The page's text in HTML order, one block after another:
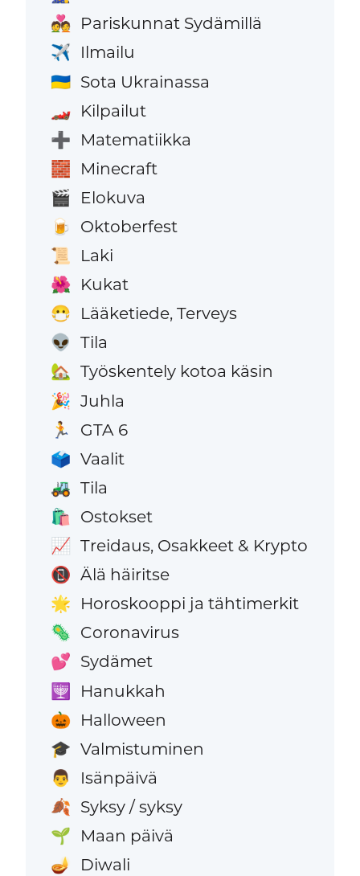
💑 Pariskunnat Sydämillä
✈️ Ilmailu
🇺🇦 Sota Ukrainassa
🏎️ Kilpailut
➕ Matematiikka
🧱 Minecraft
🎬 Elokuva
🍺 Oktoberfest
📜 Laki
🌺 Kukat
😷 Lääketiede, Terveys
👽 Tila
🏡 Työskentely kotoa käsin
🎉 Juhla
🏃 GTA 6
🗳️ Vaalit
🚜 Tila
🛍️ Ostokset
📈 Treidaus, Osakkeet & Krypto
📵 Älä häiritse
🌟 Horoskooppi ja tähtimerkit
🦠 Coronavirus
💕 Sydämet
🕎 Hanukkah
🎃 Halloween
🎓 Valmistuminen
👨 Isänpäivä
🍂 Syksy / syksy
🌱 Maan päivä
🪔 Diwali